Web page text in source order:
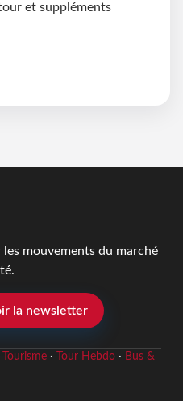
et suppléments
mouvements du marché
la newsletter
· Tour Hebdo· Bus &